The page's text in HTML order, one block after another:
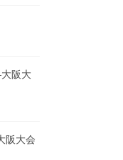
阪大
阪大会